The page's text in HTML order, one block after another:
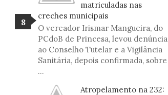
matriculadas nas
creches municipais
O vereador Irismar Mangueira, do
PCdoB de Princesa, levou denúncia
ao Conselho Tutelar e a Vigilância
Sanitária, depois confirmada, sobre
...
Atropelamento na 232: